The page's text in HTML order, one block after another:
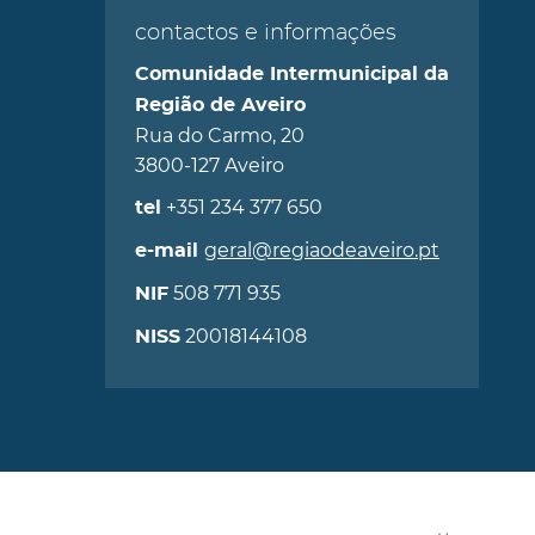
contactos e informações
Comunidade Intermunicipal da
Região de Aveiro
Rua do Carmo, 20
3800-127 Aveiro
tel +351 234 377 650
e-mail geral@regiaodeaveiro.pt
NIF508 771 935
NISS20018144108